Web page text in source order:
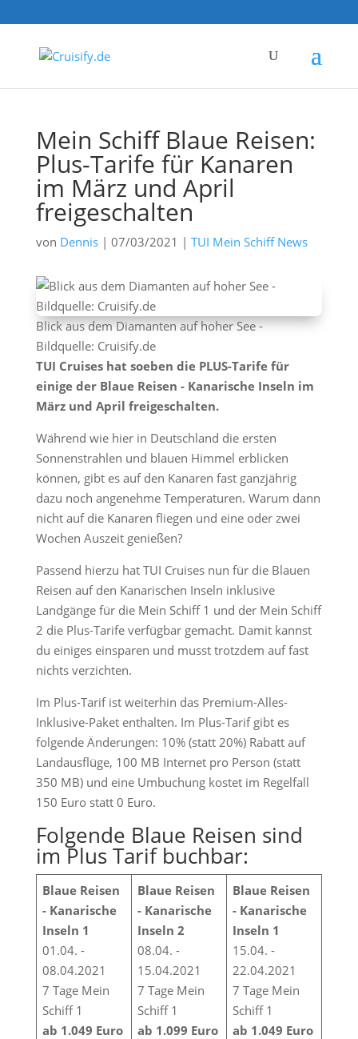
Mein Schiff Blaue Reisen:
Plus-Tarife für Kanaren
im März und April
freigeschalten
von Dennis| 07/03/2021 | TUI Mein Schiff News
Blick aus dem Diamanten auf hoher See -
Bildquelle: Cruisify.de
TUI Cruises hat soeben die PLUS-Tarife für
einige der Blaue Reisen - Kanarische Inseln im
März und April freigeschalten.
Während wie hier in Deutschland die ersten
Sonnenstrahlen und blauen Himmel erblicken
können, gibt es auf den Kanaren fast ganzjährig
dazu noch angenehme Temperaturen. Warum dann
nicht auf die Kanaren fliegen und eine oder zwei
Wochen Auszeit genießen?
Passend hierzu hat TUI Cruises nun für die Blauen
Reisen auf den Kanarischen Inseln inklusive
Landgänge für die Mein Schiff 1 und der Mein Schiff
2 die Plus-Tarife verfügbar gemacht. Damit kannst
du einiges einsparen und musst trotzdem auf fast
nichts verzichten.
Im Plus-Tarif ist weiterhin das Premium-Alles-
Inklusive-Paket enthalten. Im Plus-Tarif gibt es
folgende Änderungen: 10% (statt 20%) Rabatt auf
Landausflüge, 100 MB Internet pro Person (statt
350 MB) und eine Umbuchung kostet im Regelfall
150 Euro statt 0 Euro.
Folgende Blaue Reisen sind
im Plus Tarif buchbar:
Blaue Reisen
- Kanarische
Inseln 1
01.04. -
08.04.2021
7 Tage Mein
Schiff 1
ab 1.049 Euro
Blaue Reisen
- Kanarische
Inseln 2
08.04. -
15.04.2021
7 Tage Mein
Schiff 1
ab 1.099 Euro
Blaue Reisen
- Kanarische
Inseln 1
15.04. -
22.04.2021
7 Tage Mein
Schiff 1
ab 1.049 Euro